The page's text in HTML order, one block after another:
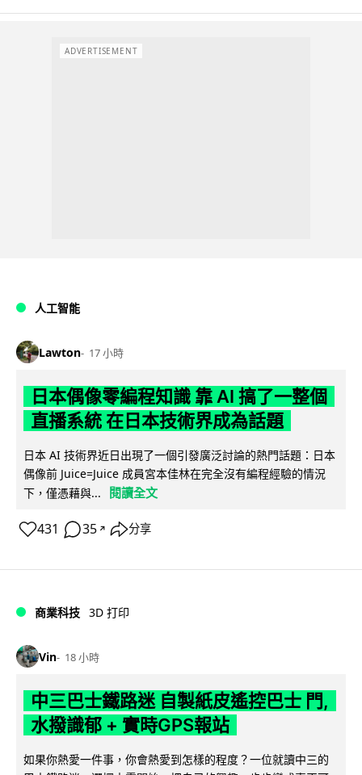
ADVERTISEMENT
人工智能
Lawton 17 小時
日本偶像零編程知識 靠 AI 搞了一整個
直播系統 在日本技術界成為話題
日本 AI 技術界近日出現了一個引發廣泛討論的熱門話題：日本
偶像前 Juice=Juice 成員宮本佳林在完全沒有編程經驗的情況
下，僅憑藉與...
閱讀全文
431 35 ↗ 分享
商業科技 3D 打印
Vin 18 小時
中三巴士鐵路迷 自製紙皮遙控巴士 門,
水撥識郁 + 實時GPS報站
如果你熱愛一件事，你會熱愛到怎樣的程度？一位就讀中三的